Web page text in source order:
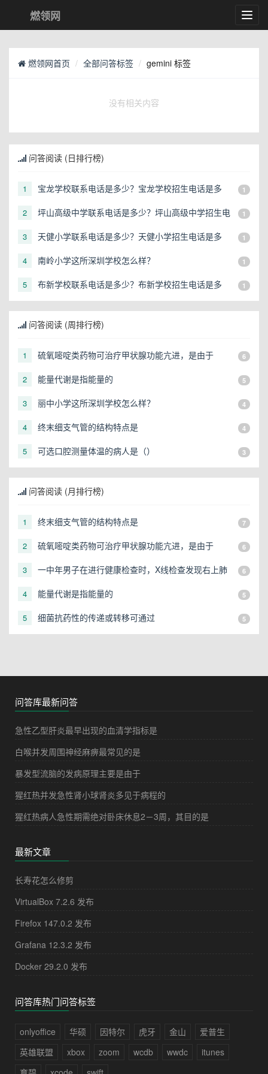
燃领网
燃领网首页 全部问答标签 gemini 标签
没有相关内容
问答阅读 (日排行榜)
1
宝龙学校联系电话是多少？宝龙学校招生电话是多
1
2
坪山高级中学联系电话是多少？坪山高级中学招生电
1
3
天健小学联系电话是多少？天健小学招生电话是多
1
4 南岭小学这所深圳学校怎么样？ 1
5
布新学校联系电话是多少？布新学校招生电话是多
少？
1
问答阅读 (周排行榜)
1 硫氧嘧啶类药物可治疗甲状腺功能亢进，是由于 6
2 能量代谢是指能量的 5
3 丽中小学这所深圳学校怎么样？ 4
4 终末细支气管的结构特点是 4
5 可选口腔测量体温的病人是（） 3
问答阅读 (月排行榜)
1 终末细支气管的结构特点是 7
2 硫氧嘧啶类药物可治疗甲状腺功能亢进，是由于 6
3
一中年男子在进行健康检查时，X线检查发现右上肺
6
4 能量代谢是指能量的 5
5 细菌抗药性的传递或转移可通过 5
问答库最新问答
急性乙型肝炎最早出现的血清学指标是
白喉并发周围神经麻痹最常见的是
暴发型流脑的发病原理主要是由于
猩红热并发急性肾小球肾炎多见于病程的
猩红热病人急性期需绝对卧床休息2－3周，其目的是
最新文章
长寿花怎么修剪
VirtualBox 7.2.6 发布
Firefox 147.0.2 发布
Grafana 12.3.2 发布
Docker 29.2.0 发布
问答库热门问答标签
onlyoffice 华硕 因特尔 虎牙 金山
爱普生
英雄联盟
xbox zoom wcdb wwdc
itunes